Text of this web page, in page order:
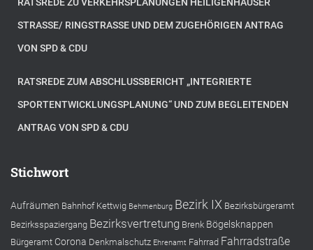
STRASSE/ RINGSTRASSE UND DEM ZUGEHÖRIGEN ANTRAG VO
N SPD & CDU
RATSREDE ZUM ABSCHLUSSBERICHT „INTEGRIERTE
SPORTENTWICKLUNGSPLANUNG“ UND ZUM BEGLEITENDEN
ANTRAG VON SPD & CDU
Stichwort
Aufräumen Bahnhof Kettwig Behmenburg Bezirk IX Bezirksbürgeramt
Bezirksspaziergang Bezirksvertretung Brenk Bögelsknappen
Bürgeramt Corona Denkmalschutz Ehrenamt Fahrrad Fahrradstraße